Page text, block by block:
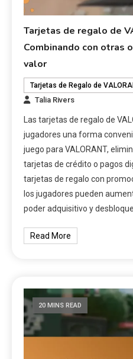
Tarjetas de regalo de
Combinando con otras
valor
Tarjetas de Regalo de
Talia Rivers
Las tarjetas de regalo de
jugadores una forma
juego para VALORANT,
tarjetas de crédito o pagos
tarjetas de regalo con
los jugadores pueden
poder adquisitivo y
Read More
20 MINS READ